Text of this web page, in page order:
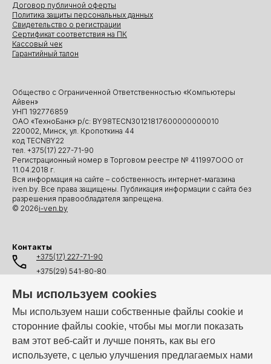
Мы используем cookies
Мы используем наши собственные файлы cookie и
сторонние файлы cookie, чтобы мы могли показать
вам этот веб-сайт и лучше понять, как вы его
используете, с целью улучшения предлагаемых нами
Общество с Ограниченной Ответственностью «Компьютеры
Айвен»
УНП 192776859
ОАО «ТехноБанк» р/с: BY98TECN30121817600000000010
220002, Минск, ул. Кропоткина 44
код TECNBY22
тел. +375(17) 227-71-90
Регистрационный номер в Торговом реестре № 411997ООО от
11.04.2018 г.
Вся информация на сайте – собственность интернет-магазина
iven.by. Все права защищены. Публикация информации с сайта без
разрешения правообладателя запрещена.
© 2026i-ven.by
Договор публичной оферты
Политика защиты персональных данных
Свидетельство о регистрации
Сертификат соответствия на ПК
Кассовый чек
Гарантийный талон
Контакты
+375(17) 227-71-90
+375(29) 541-80-80
+375(44) 541-80-80
info@i-ven.by